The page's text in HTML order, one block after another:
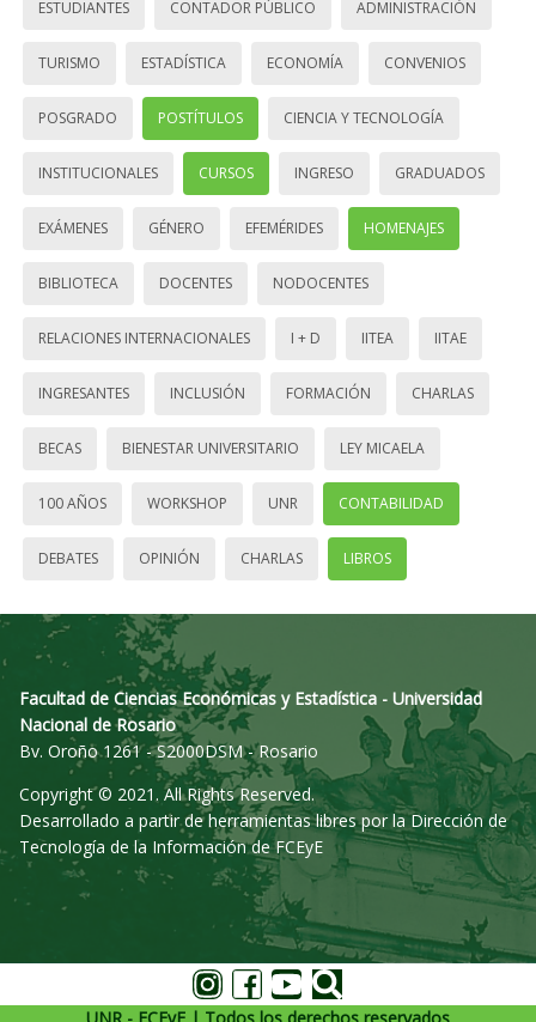
ESTUDIANTES CONTADOR PÚBLICO ADMINISTRACIÓN
TURISMO ESTADÍSTICA ECONOMÍA CONVENIOS
POSGRADO POSTÍTULOS CIENCIA Y TECNOLOGÍA
INSTITUCIONALES CURSOS INGRESO GRADUADOS
EXÁMENES GÉNERO EFEMÉRIDES HOMENAJES
BIBLIOTECA DOCENTES NODOCENTES
RELACIONES INTERNACIONALES I + D IITEA IITAE
INGRESANTES INCLUSIÓN FORMACIÓN CHARLAS
BECAS BIENESTAR UNIVERSITARIO LEY MICAELA
100 AÑOS WORKSHOP UNR CONTABILIDAD
DEBATES OPINIÓN CHARLAS LIBROS
Facultad de Ciencias Económicas y Estadística - Universidad
Nacional de Rosario
Bv. Oroño 1261 - S2000DSM - Rosario
Copyright © 2021. All Rights Reserved.
Desarrollado a partir de herramientas libres por la Dirección de
Tecnología de la Información de FCEyE